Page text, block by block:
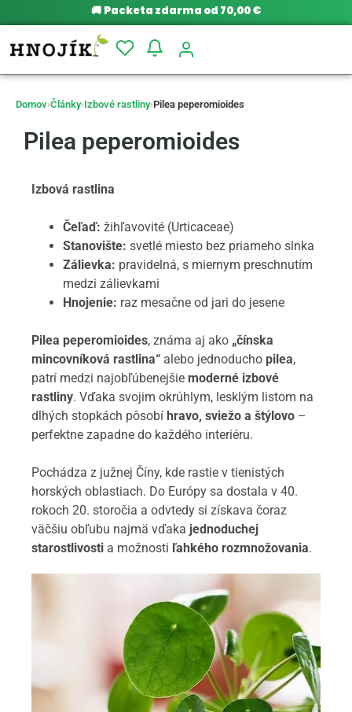
🚚 Packeta zdarma od 70,00 €
Domov›Články›Izbové rastliny›Pilea peperomioides
Pilea peperomioides
Izbová rastlina
Čeľaď: žihľavovité (Urticaceae)
Stanovište: svetlé miesto bez priameho slnka
Zálievka: pravidelná, s miernym preschnutím
medzi zálievkami
Hnojenie: raz mesačne od jari do jesene
Pilea peperomioides, známa aj ako „čínska
mincovníková rastlina“ alebo jednoducho pilea,
patrí medzi najobľúbenejšie moderné izbové
rastliny. Vďaka svojim okrúhlym, lesklým listom na
dlhých stopkách pôsobí hravo, sviežo a štýlovo –
perfektne zapadne do každého interiéru.
Pochádza z južnej Číny, kde rastie v tienistých
horských oblastiach. Do Európy sa dostala v 40.
rokoch 20. storočia a odvtedy si získava čoraz
väčšiu obľubu najmä vďaka jednoduchej
starostlivosti a možnosti ľahkého rozmnožovania.